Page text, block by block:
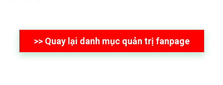
>> Quay lại danh mục quản trị fanpage